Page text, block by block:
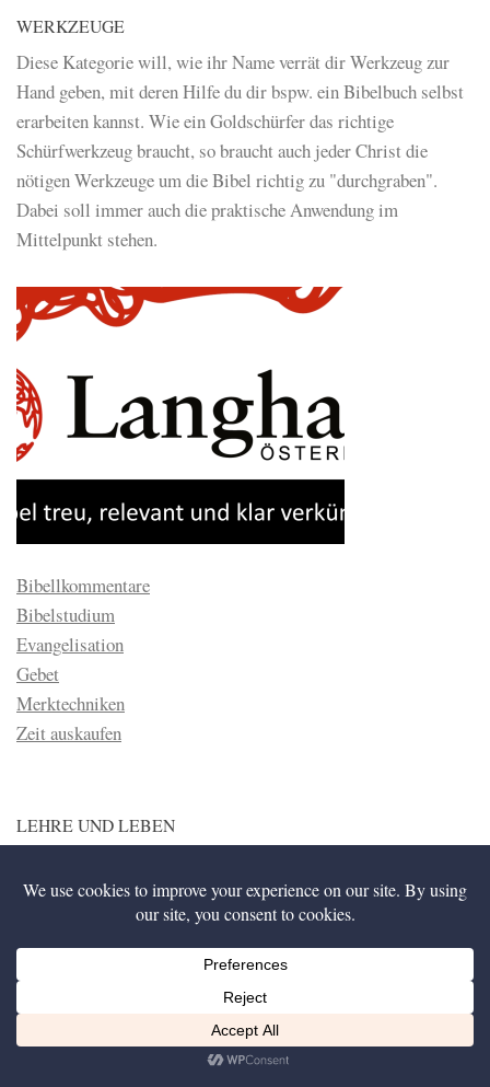
WERKZEUGE
Diese Kategorie will, wie ihr Name verrät dir Werkzeug zur
Hand geben, mit deren Hilfe du dir bspw. ein Bibelbuch selbst
erarbeiten kannst. Wie ein Goldschürfer das richtige
Schürfwerkzeug braucht, so braucht auch jeder Christ die
nötigen Werkzeuge um die Bibel richtig zu "durchgraben".
Dabei soll immer auch die praktische Anwendung im
Mittelpunkt stehen.
Bibellkommentare
Bibelstudium
Evangelisation
Gebet
Merktechniken
Zeit auskaufen
LEHRE UND LEBEN
theoretisch und langweilig, sondern der Brennstoff der unsere
Liebe zu Gott anfacht, ist. Jesus sagte einmal, dass die
Wahrheit frei machen würde (Joh 8:32) und genauso ist auch
das Gegenteil der Fall. Lüge, oder falsche Lehre nimmt
gefangen und hindert den Menschen daran treu und fröhlich für
Gott zu leben.Diese Website nutzt Cookies, um bestmögliche Funktionalität bieten zu können.
Ich bin einverstanden